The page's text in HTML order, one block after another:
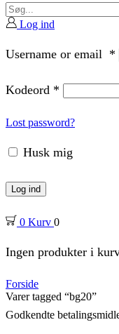
Search
inputLog ind
Username or email *
Kodeord *
Lost password?
Husk mig
Log ind
0 Kurv 0
Ingen produkter i
Forside
Varer tagged “bg20”
Godkendte